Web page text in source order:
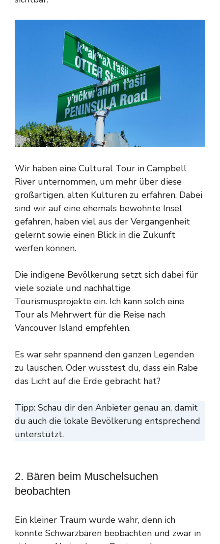
Wir haben eine Cultural Tour in Campbell
River unternommen, um mehr über diese
großartigen, alten Kulturen zu erfahren. Dabei
sind wir auf eine ehemals bewohnte Insel
gefahren, haben viel aus der Vergangenheit
gelernt sowie einen Blick in die Zukunft
werfen können.
Die indigene Bevölkerung setzt sich dabei für
viele soziale und nachhaltige
Tourismusprojekte ein. Ich kann solch eine
Tour als Mehrwert für die Reise nach
Vancouver Island empfehlen.
Es war sehr spannend den ganzen Legenden
zu lauschen. Oder wusstest du, dass ein Rabe
das Licht auf die Erde gebracht hat?
Tipp: Schau dir den Anbieter genau an, damit
du auch die lokale Bevölkerung entsprechend
unterstützt.
2. Bären beim Muschelsuchen
beobachten
Ein kleiner Traum wurde wahr, denn ich
konnte Schwarzbären beobachten und zwar in